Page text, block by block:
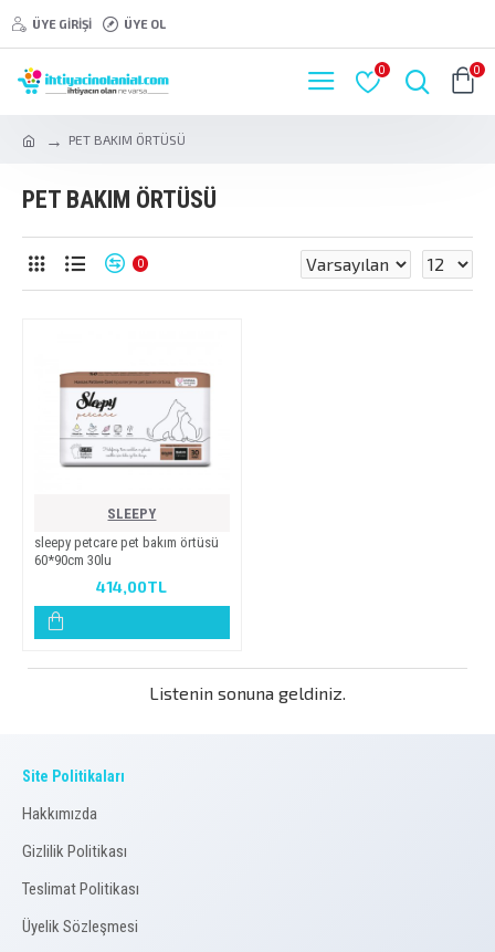
ÜYE GIRIŞI ÜYE OL
0 0
PET BAKIM ÖRTÜSÜ
PET BAKIM ÖRTÜSÜ
0
SLEEPY
sleepy petcare pet bakim örtüsü
60*90cm 30lu
414,00TL
Listenin sonuna geldiniz.
Site Politikaları
Hakkımızda
Gizlilik Politikası
Teslimat Politikası
Üyelik Sözleşmesi